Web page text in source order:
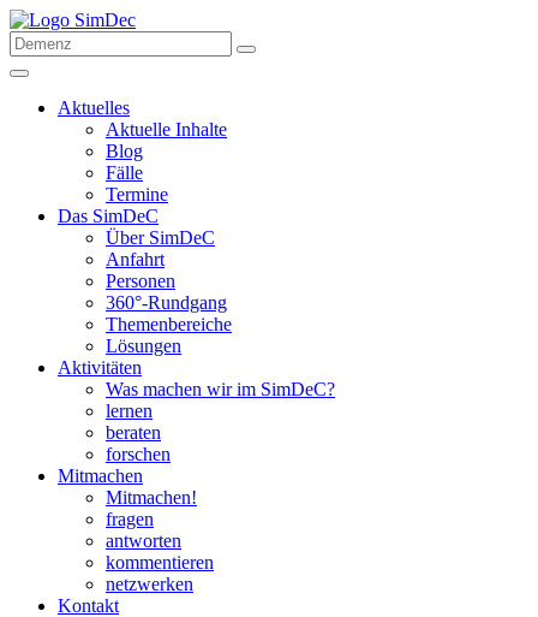
Aktuelles
Aktuelle Inhalte
Blog
Fälle
Termine
Das SimDeC
Über SimDeC
Anfahrt
Personen
360°-Rundgang
Themenbereiche
Lösungen
Aktivitäten
Was machen wir im SimDeC?
lernen
beraten
forschen
Mitmachen
Mitmachen!
fragen
antworten
kommentieren
netzwerken
Kontakt